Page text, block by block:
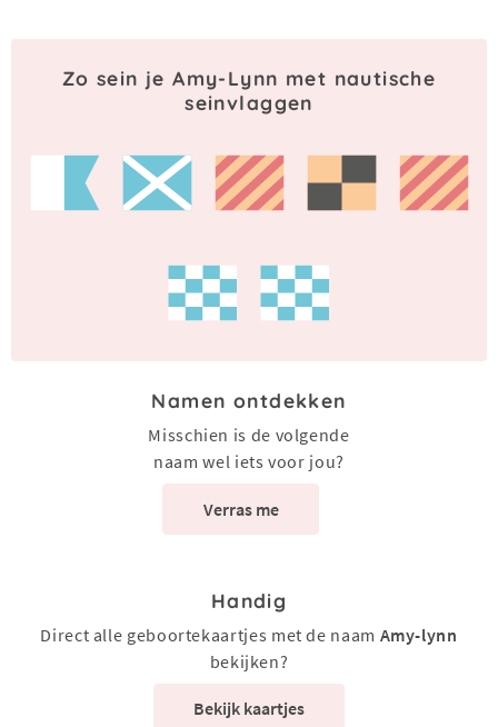
Zo sein je Amy-Lynn met nautische
seinvlaggen
Namen ontdekken
Misschien is de volgende
naam wel iets voor jou?
Verras me
Handig
Direct alle geboortekaartjes met de naam Amy-lynn
bekijken?
Bekijk kaartjes